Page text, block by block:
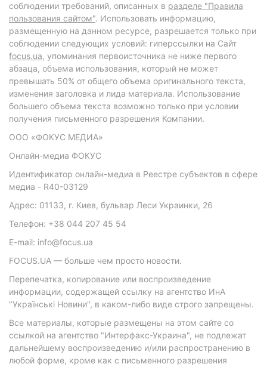
соблюдении требований, описанных в разделе "Правила
пользования сайтом". Использовать информацию,
размещенную на данном ресурсе, разрешается только при
соблюдении следующих условий: гиперссылки на Сайт
focus.ua, упоминания первоисточника не ниже первого
абзаца, объема использования, который не может
превышать 50% от общего объема оригинального текста,
изменения заголовка и лида материала. Использование
большего объема текста возможно только при условии
получения письменного разрешения Компании.
ООО «ФОКУС МЕДИА»
Онлайн-медиа ФОКУС
Идентификатор онлайн-медиа в Реестре субъектов в сфере
медиа - R40-03129
Адрес: 01133, г. Киев, бульвар Леси Украинки, 26
Телефон: +38 044 207 45 54
E-mail: info@focus.ua
FOCUS.UA — больше чем просто новости.
Перепечатка, копирование или воспроизведение
информации, содержащей ссылку на агентство ИнА
"Українські Новини", в каком-либо виде строго запрещены.
Все материалы, которые размещены на этом сайте со
ссылкой на агентство "Интерфакс-Украина", не подлежат
дальнейшему воспроизведению и/или распространению в
любой форме, кроме как с письменного разрешения